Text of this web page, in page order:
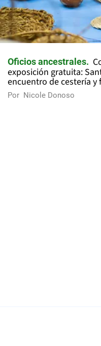
Oficios ancestrales
exposición gratuita:
encuentro de cestería y
Por Nicole Donoso